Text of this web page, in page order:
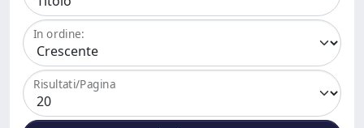
In ordine:
Risultati/Pagina